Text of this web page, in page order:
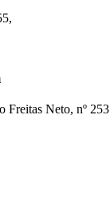
Freitas Neto, nº 253